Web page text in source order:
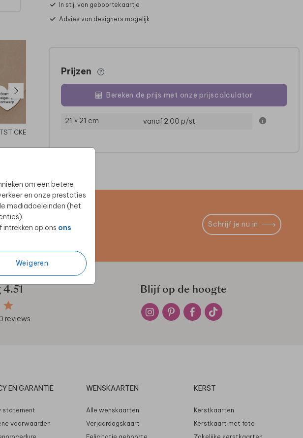
om een betere
en onze prestaties
mediadoeleinden (het
op ons ons
Weigeren
In stijl van geboortekaartje
Advies van designers mogelijk
Prijzen
Bereken de prijs met onze prijscalculator
21 × 21 cm vanaf 2,00 p/st
Schrijf je nu in
4.51
reviews
Blijf op de hoogte
EN GARANTIE
statement
voorwaarden
WENSKAARTEN
Alle wenskaarten
Verjaardagskaart
KERST
Kerstkaarten
Kerstkaart met foto